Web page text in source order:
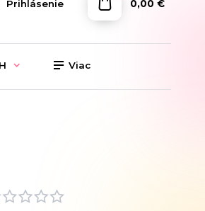
Prihlásenie 0,00 €
Viac